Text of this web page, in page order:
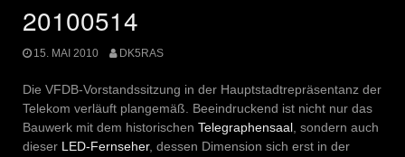
20100514
15. MAI 2010 DK5RAS
Die VFDB-Vorstandssitzung in der Hauptstadtrepräsentanz der
Telekom verläuft plangemäß. Beeindruckend ist nicht nur das
Bauwerk mit dem historischen Telegraphensaal, sondern auch
dieser LED-Fernseher, dessen Dimension sich erst in der